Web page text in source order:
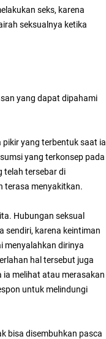
seks, karena
seksualnya ketika
yang dapat dipahami
yang terbentuk saat ia
yang terkonsep pada
telah tersebar di
terasa menyakitkan.
Hubungan seksual
sendiri, karena keintiman
menyalahkan dirinya
hal tersebut juga
ia melihat atau merasakan
untuk melindungi
bisa disembuhkan pasca